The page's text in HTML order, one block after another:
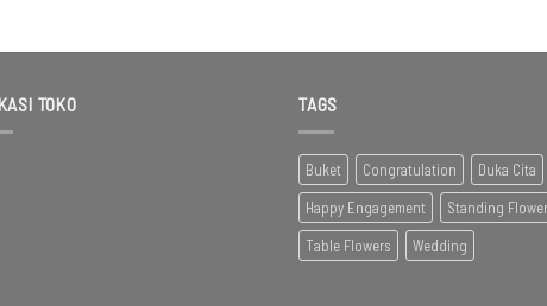
TOKO TAGS
Buket Congratulation
Duka Cita
Happy Engagement
Standing
Table Flowers
Wedding